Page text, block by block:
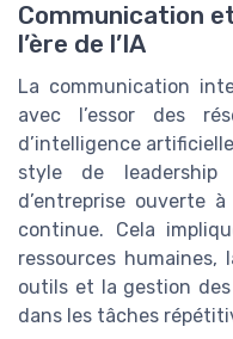
Communication
l’ère de l’IA
La communication
avec l’essor des
d’intelligence
style de
d’entreprise ouverte
continue. Cela
ressources
outils et la gestion des
dans les tâches